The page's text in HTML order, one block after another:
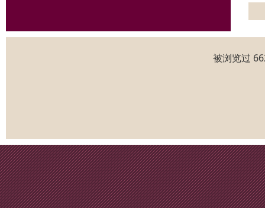
被浏览过